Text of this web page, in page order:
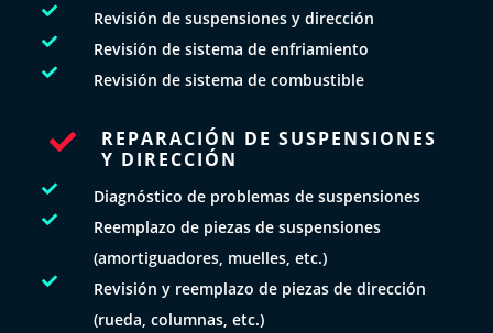
 Revisión de suspensiones y dirección
 Revisión de sistema de enfriamiento
 Revisión de sistema de combustible

REPARACIÓN DE SUSPENSIONES
Y DIRECCIÓN
 Diagnóstico de problemas de suspensiones

Reemplazo de piezas de suspensiones
(amortiguadores, muelles, etc.)

Revisión y reemplazo de piezas de dirección
(rueda, columnas, etc.)